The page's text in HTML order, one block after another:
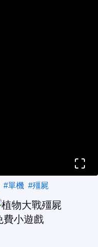
#單機 #殭屍